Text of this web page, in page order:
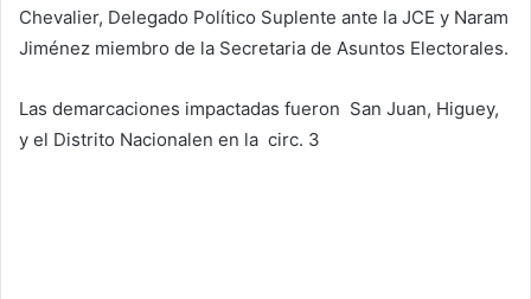
Chevalier, Delegado Político Suplente ante la JCE y Naram
Jiménez miembro de la Secretaria de Asuntos Electorales.
Las demarcaciones impactadas fueron San Juan, Higuey,
y el Distrito Nacionalen en la circ. 3